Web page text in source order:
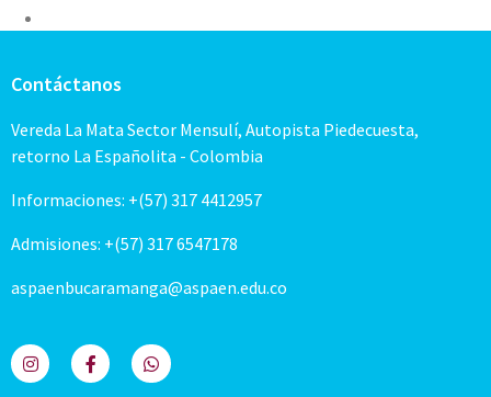
Contáctanos
Vereda La Mata Sector Mensulí, Autopista Piedecuesta,
retorno La Españolita - Colombia
Informaciones: +(57) 317 4412957
Admisiones: +(57) 317 6547178
aspaenbucaramanga@aspaen.edu.co